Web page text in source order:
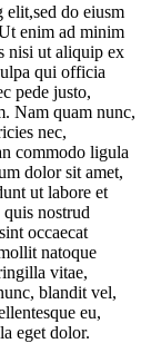
elit,sed do eiusm
enim ad minim
nisi ut aliquip ex
qui officia
pede justo,
Nam quam nunc,
nec,
commodo ligula
dolor sit amet,
ut labore et
nostrud
occaecat
natoque
vitae,
blandit vel,
eu,
eget dolor.